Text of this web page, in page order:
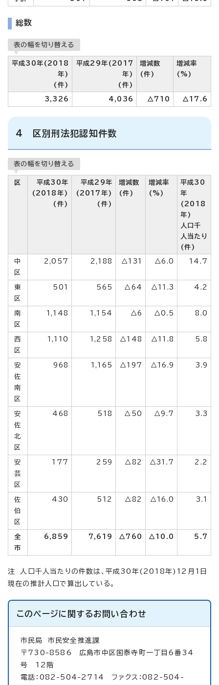
総数
表の幅を切り替える
平成30年(2018
年)
(件)
平成29年(2017
年)
(件)
増減数
(件)
増減率
(%)
3,326 4,036 △710 △17.6
4 区別刑法犯認知件数
表の幅を切り替える
区
平成30年
(2018年)
(件)
平成29年
(2017年)
(件)
増減数
(件)
増減率
(%)
平成30
年
(2018
年)
人口千
人当たり
(件)
中
区
2,057 2,188 △131 △6.0 14.7
東
区
501 565 △64 △11.3 4.2
南
区
1,148 1,154 △6 △0.5 8.0
西
区
1,110 1,258 △148 △11.8 5.8
安
佐
南
区
968 1,165 △197 △16.9 3.9
安
佐
北
区
468 518 △50 △9.7 3.3
安
芸
区
177 259 △82 △31.7 2.2
佐
伯
区
430 512 △82 △16.0 3.1
全
市
6,859 7,619 △760 △10.0 5.7
注 人口千人当たりの件数は、平成30年(2018年)12月1日
現在の推計人口で算出している。
このページに関するお問い合わせ
市民局 市民安全推進課
〒730-8586 広島市中区国泰寺町一丁目6番34
号 12階
電話：082-504-2714 ファクス：082-504-